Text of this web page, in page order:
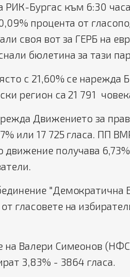
РИК-Бургас към 6:30
процента от
своя вот за ГЕРБ на
бюлетина за тази
с 21,60% се нарежда
регион са 21 791
Движението за
или 17 725 гласа. ПП
движение получава
"Демократична
гласовете на
на Валери Симеонов
3,83% - 3864 гласа.